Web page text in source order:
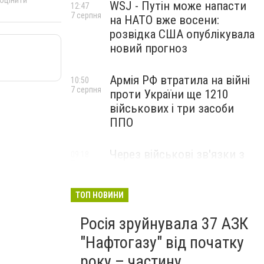
WSJ - Путін може напасти
на НАТО вже восени:
розвідка США опублікувала
новий прогноз
12:47
7 серпня
Армія РФ втратила на війні
проти України ще 1210
військових і три засоби
ППО
10:50
7 серпня
Через військові зв'язки з
Куби
ТОП НОВИНИ
Росія зруйнувала 37 АЗК
"Нафтогазу" від початку